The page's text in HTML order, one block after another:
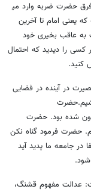
حضرت ضربه وارد می​
یعنی امام تا آخرین
عاقب بخیری خود
کسی را دیدید که احتمال
کنید.
در آینده در فضایی
شده بود. حضرت
حضرت فرمود گناه نکن
در جامعه ما پدید آید
عدالت مفهوم قشنگ،